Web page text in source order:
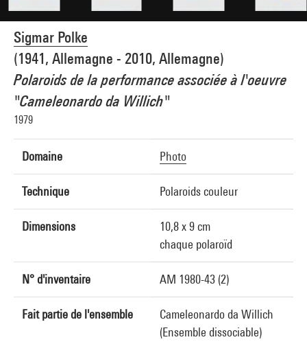
Sigmar Polke
(1941, Allemagne - 2010, Allemagne)
Polaroids de la performance associée à l'oeuvre
"Cameleonardo da Willich"
1979
Domaine Photo
Technique Polaroids couleur
Dimensions
10,8 x 9 cm
chaque polaroïd
N° d'inventaire AM 1980-43 (2)
Fait partie de l'ensemble
Cameleonardo da Willich
(Ensemble dissociable)